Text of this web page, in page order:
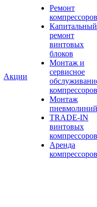
Акции
Ремонт
компрессоров
Капитальный
ремонт
винтовых
блоков
Монтаж и
сервисное
компрессоров
Монтаж
пневмолиний
TRADE-IN
винтовых
компрессоров
Аренда
компрессоров